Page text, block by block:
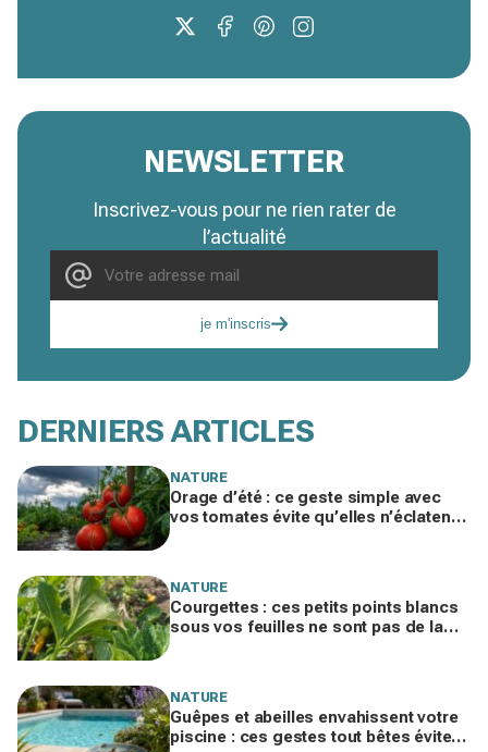
NEWSLETTER
Inscrivez-vous pour ne rien rater de
l’actualité
je m'inscris
DERNIERS ARTICLES
NATURE
Orage d’été : ce geste simple avec
vos tomates évite qu’elles n’éclatent
NATURE
Courgettes : ces petits points blancs
sous vos feuilles ne sont pas de la
NATURE
Guêpes et abeilles envahissent votre
piscine : ces gestes tout bêtes évitent